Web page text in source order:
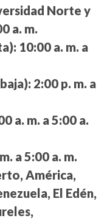
Norte y
a. m.
10:00 a. m. a
2:00 p. m. a
a. m. a 5:00 a.
a 5:00 a. m.
América,
El Edén,